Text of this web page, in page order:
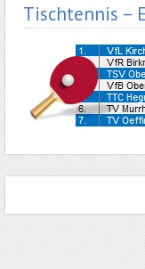
Tischtennis –